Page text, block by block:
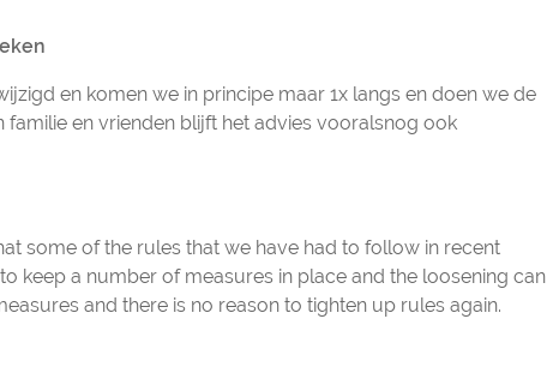
en komen we in principe maar 1x langs en doen we de
familie en vrienden blijft het advies vooralsnog ook
some of the rules that we have had to follow in recent
keep a number of measures in place and the loosening can
and there is no reason to tighten up rules again.